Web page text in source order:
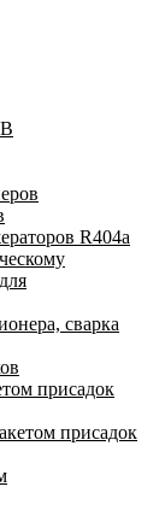
R404a
сварка
присадок
присадок